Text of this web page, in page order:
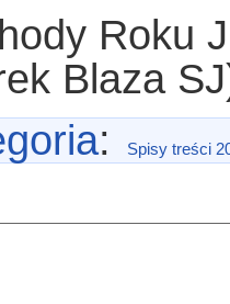
Roku
Blaza
: Spisy treści